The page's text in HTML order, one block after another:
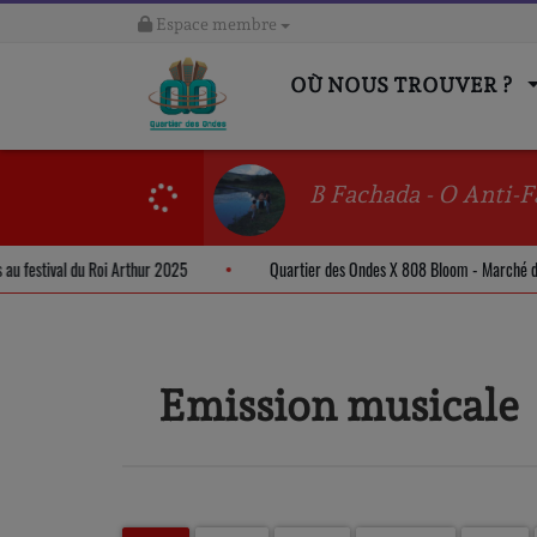
Espace membre
OÙ NOUS TROUVER ?
B Fachada - O Anti-
au festival du Roi Arthur 2025 Quartier des Ondes X 808 Bloom -
Emission musicale